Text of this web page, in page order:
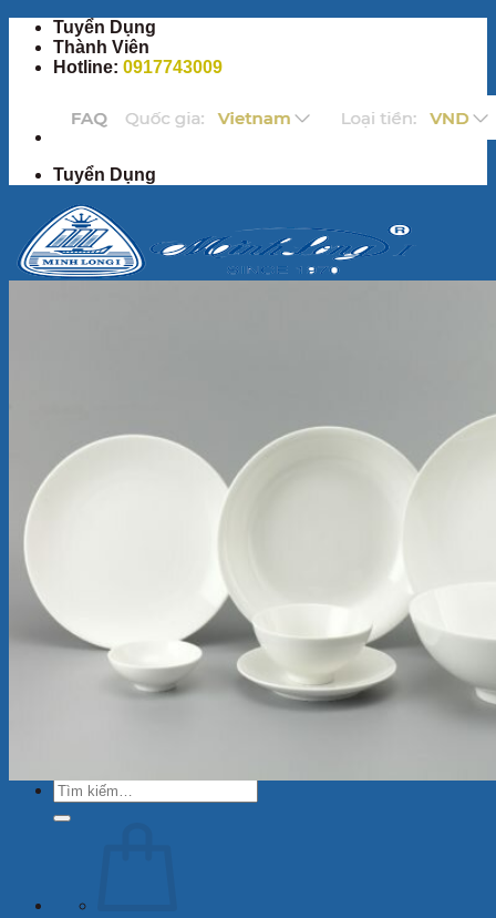
qua
Tuyển Dụng
Thành Viên
Hotline: 0917743009
Tuyển Dụng
Sản Phẩm
Bộ ấm chén
Bộ đồ ăn
Ly Sứ
Sứ Dưỡng Sinh
Tượng sứ
Quà Tặng Minh Long
Bộ Bàn Ăn In Logo
Tin Tức
Review
Ẩm thực
Tìm
kiếm: